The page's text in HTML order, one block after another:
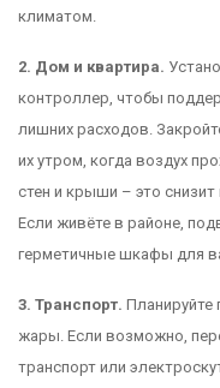
климатом.
2. Дом и квартира.
контроллер, чтобы
лишних расходов.
их утром, когда воздух
стен и крыши – это
Если живёте в районе,
герметичные шкафы для
3. Транспорт. Планируйте
жары. Если возможно,
транспорт или